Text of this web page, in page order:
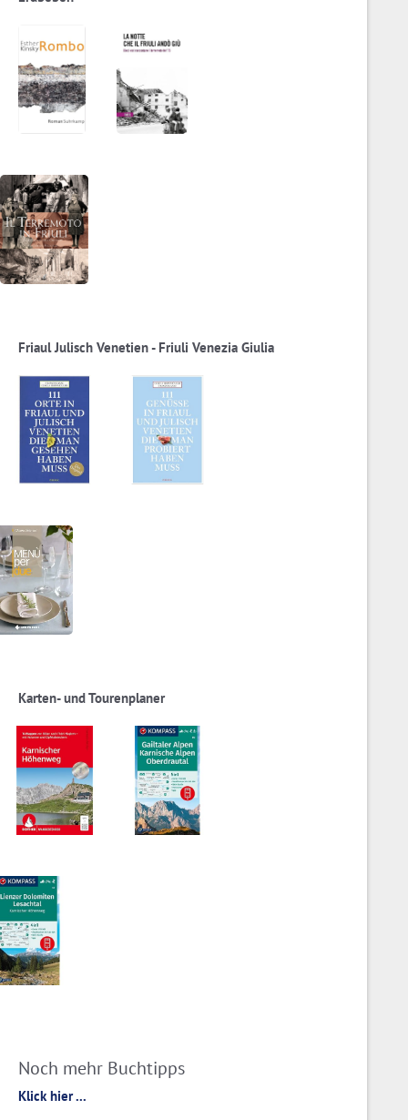
Friaul Julisch Venetien - Friuli Venezia Giulia
Karten- und Tourenplaner
Noch mehr Buchtipps
Klick hier ...